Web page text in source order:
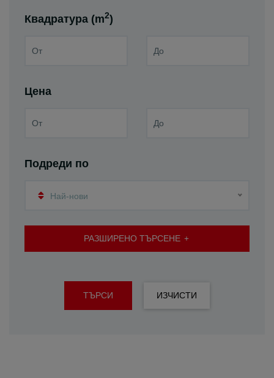
Квадратура (m2)
Цена
Подреди по
Най-нови
РАЗШИРЕНО ТЪРСЕНЕ
ТЪРСИ ИЗЧИСТИ